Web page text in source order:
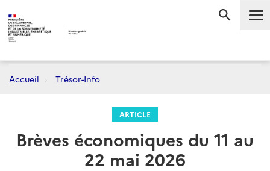
Accueil Trésor-Info
ARTICLE
Brèves économiques du 11 au
22 mai 2026